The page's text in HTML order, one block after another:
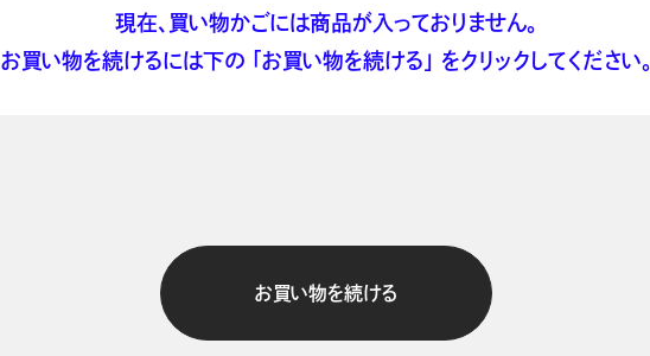
現在、買い物かごには商品が入っておりません。
お買い物を続けるには下の 「お買い物を続ける」 をクリックしてください。
お買い物を続ける